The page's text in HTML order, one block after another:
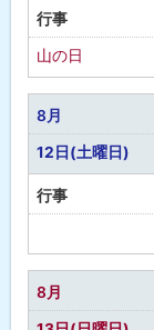
行事
山の日
8月
12日(土曜日)
行事
定
な
し
8月